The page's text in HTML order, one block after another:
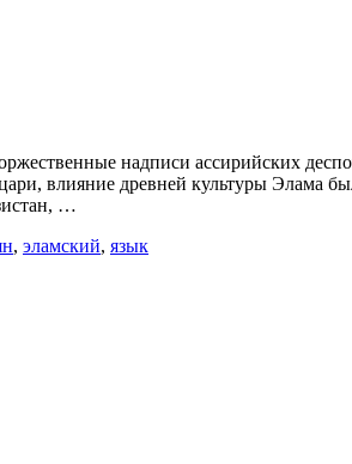
надписи ассирийских
влияние древней культуры Элама
…
, эламский, язык